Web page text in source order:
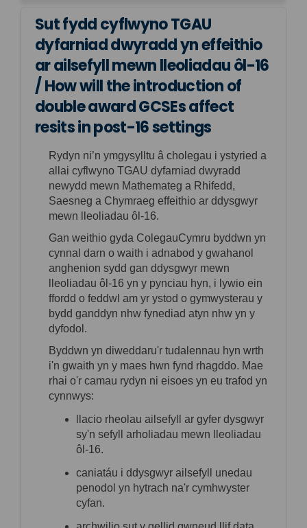
Sut fydd cyflwyno TGAU
dyfarniad dwyradd yn effeithio
ar ailsefyll mewn lleoliadau ôl-16
/ How will the introduction of
double award GCSEs affect
resits in post-16 settings
Rydyn ni’n ymgysylltu â cholegau i ystyried a
allai cyflwyno TGAU dyfarniad dwyradd
newydd mewn Mathemateg a Rhifedd,
Saesneg a Chymraeg effeithio ar ddysgwyr
mewn lleoliadau ôl-16.
Gan weithio gyda ColegauCymru byddwn yn
cynnal darn o waith i adnabod y gwahanol
anghenion sydd gan ddysgwyr mewn
lleoliadau ôl-16 yn y pynciau hyn, i lywio ein
ffordd o feddwl am yr ystod o gymwysterau y
bydd ganddyn nhw fynediad atyn nhw yn y
dyfodol.
Byddwn yn diweddaru'r tudalennau hyn wrth
i'n gwaith yn y maes hwn fynd rhagddo. Mae
rhai o'r camau rydyn ni eisoes yn eu trafod yn
cynnwys:
llacio rheolau ailsefyll ar gyfer dysgwyr
sy'n sefyll arholiadau mewn lleoliadau
ôl-16.
caniatáu i ddysgwyr ailsefyll unedau
penodol yn hytrach na'r cymhwyster
cyfan.